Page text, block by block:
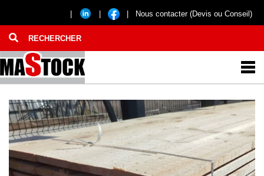
Nous contacter (Devis ou Conseil)